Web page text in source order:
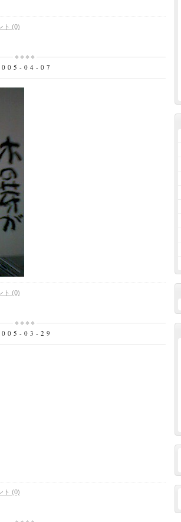
ト (0)
04-07
ト (0)
03-29
ト (0)